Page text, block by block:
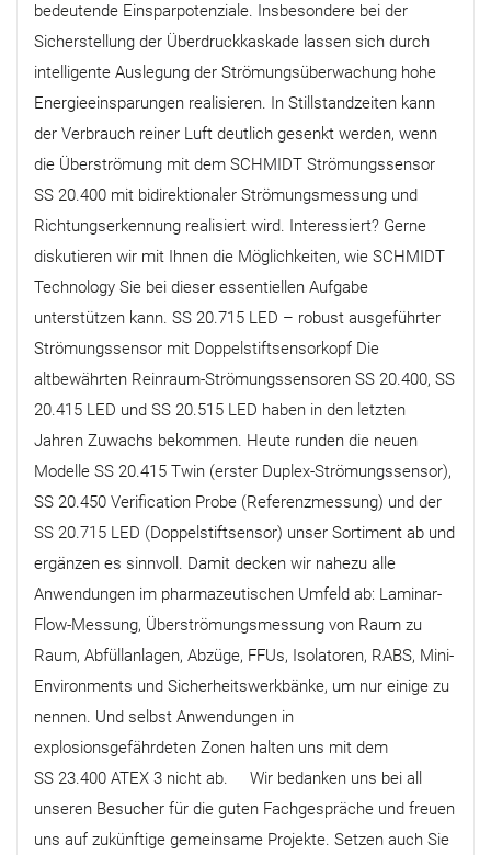
bedeutende Einsparpotenziale. Insbesondere bei der
Sicherstellung der Überdruckkaskade lassen sich durch
intelligente Auslegung der Strömungsüberwachung hohe
Energieeinsparungen realisieren. In Stillstandzeiten kann
der Verbrauch reiner Luft deutlich gesenkt werden, wenn
die Überströmung mit dem SCHMIDT Strömungssensor
SS 20.400 mit bidirektionaler Strömungsmessung und
Richtungserkennung realisiert wird. Interessiert? Gerne
diskutieren wir mit Ihnen die Möglichkeiten, wie SCHMIDT
Technology Sie bei dieser essentiellen Aufgabe
unterstützen kann. SS 20.715 LED – robust ausgeführter
Strömungssensor mit Doppelstiftsensorkopf Die
altbewährten Reinraum-Strömungssensoren SS 20.400, SS
20.415 LED und SS 20.515 LED haben in den letzten
Jahren Zuwachs bekommen. Heute runden die neuen
Modelle SS 20.415 Twin (erster Duplex-Strömungssensor),
SS 20.450 Verification Probe (Referenzmessung) und der
SS 20.715 LED (Doppelstiftsensor) unser Sortiment ab und
ergänzen es sinnvoll. Damit decken wir nahezu alle
Anwendungen im pharmazeutischen Umfeld ab: Laminar-
Flow-Messung, Überströmungsmessung von Raum zu
Raum, Abfüllanlagen, Abzüge, FFUs, Isolatoren, RABS, Mini-
Environments und Sicherheitswerkbänke, um nur einige zu
nennen. Und selbst Anwendungen in
explosionsgefährdeten Zonen halten uns mit dem
SS 23.400 ATEX 3 nicht ab. Wir bedanken uns bei all
unseren Besucher für die guten Fachgespräche und freuen
uns auf zukünftige gemeinsame Projekte. Setzen auch Sie